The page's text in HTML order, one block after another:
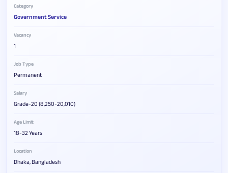
Category
Government Service
Vacancy
1
Job Type
Permanent
Salary
Grade-20 (8,250-20,010)
Age Limit
18-32 Years
Location
Dhaka, Bangladesh